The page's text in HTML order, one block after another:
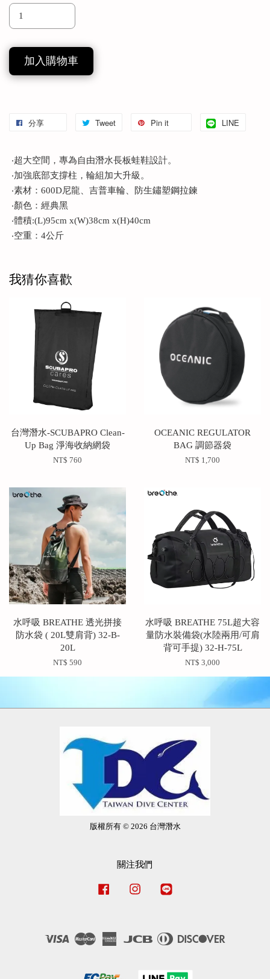
加入購物車
分享 Tweet Pin it LINE
‧超大空間，專為自由潛水長板蛙鞋設計。
‧加強底部支撐柱，輪組加大升級。
‧素材：600D尼龍、吉普車輪、防生鏽塑鋼拉鍊
‧顏色：經典黑
‧體積:(L)95cm x(W)38cm x(H)40cm
‧空重：4公斤
我猜你喜歡
台灣潛水-SCUBAPRO Clean-
Up Bag 淨海收納網袋
NT$ 760
OCEANIC REGULATOR
BAG 調節器袋
NT$ 1,700
水呼吸 BREATHE 透光拼接
防水袋 ( 20L雙肩背) 32-B-
20L
NT$ 590
水呼吸 BREATHE 75L超大容
量防水裝備袋(水陸兩用/可肩
背可手提) 32-H-75L
NT$ 3,000
版權所有 © 2026 台灣潛水
關注我們
Facebook Instagram
Visa Master
American
JCB
Diners